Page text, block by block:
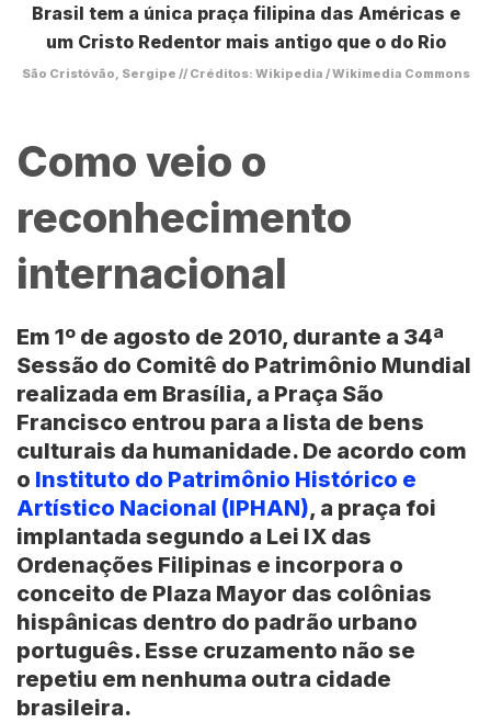
São Cristóvão, Sergipe // Créditos: Wikipedia / Wikimedia Commons
Como veio o
reconhecimento
internacional
Em 1º de agosto de 2010, durante a 34ª
Sessão do Comitê do Patrimônio Mundial
realizada em Brasília, a Praça São
Francisco entrou para a lista de bens
culturais da humanidade. De acordo com
o Instituto do Patrimônio Histórico e
Artístico Nacional (IPHAN), a praça foi
implantada segundo a Lei IX das
Ordenações Filipinas e incorpora o
conceito de Plaza Mayor das colônias
hispânicas dentro do padrão urbano
português. Esse cruzamento não se
repetiu em nenhuma outra cidade
brasileira.